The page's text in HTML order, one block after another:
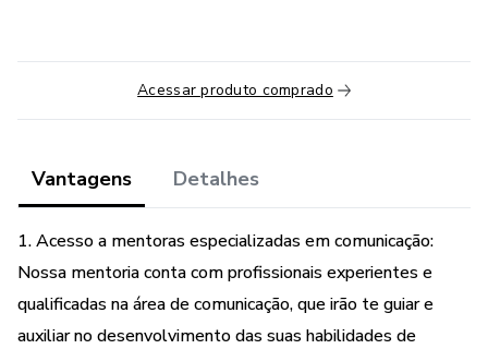
Acessar produto comprado
Vantagens Detalhes
1. Acesso a mentoras especializadas em comunicação:
Nossa mentoria conta com profissionais experientes e
qualificadas na área de comunicação, que irão te guiar e
auxiliar no desenvolvimento das suas habilidades de